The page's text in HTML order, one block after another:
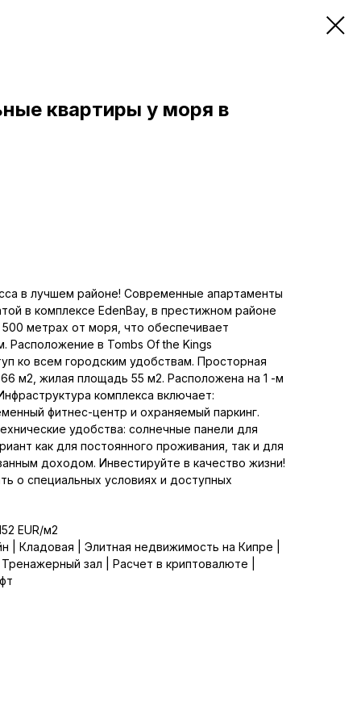
квартиры у моря в
в лучшем районе! Современные апартаменты
в комплексе EdenBay, в престижном районе
метрах от моря, что обеспечивает
Расположение в Tombs Of the Kings
ко всем городским удобствам. Просторная
м2, жилая площадь 55 м2. Расположена на 1 -м
комплекса включает:
фитнес-центр и охраняемый паркинг.
удобства: солнечные панели для
как для постоянного проживания, так и для
доходом. Инвестируйте в качество жизни!
о специальных условиях и доступных
EUR/м2
| Кладовая | Элитная недвижимость на Кипре |
зал | Расчет в криптовалюте |